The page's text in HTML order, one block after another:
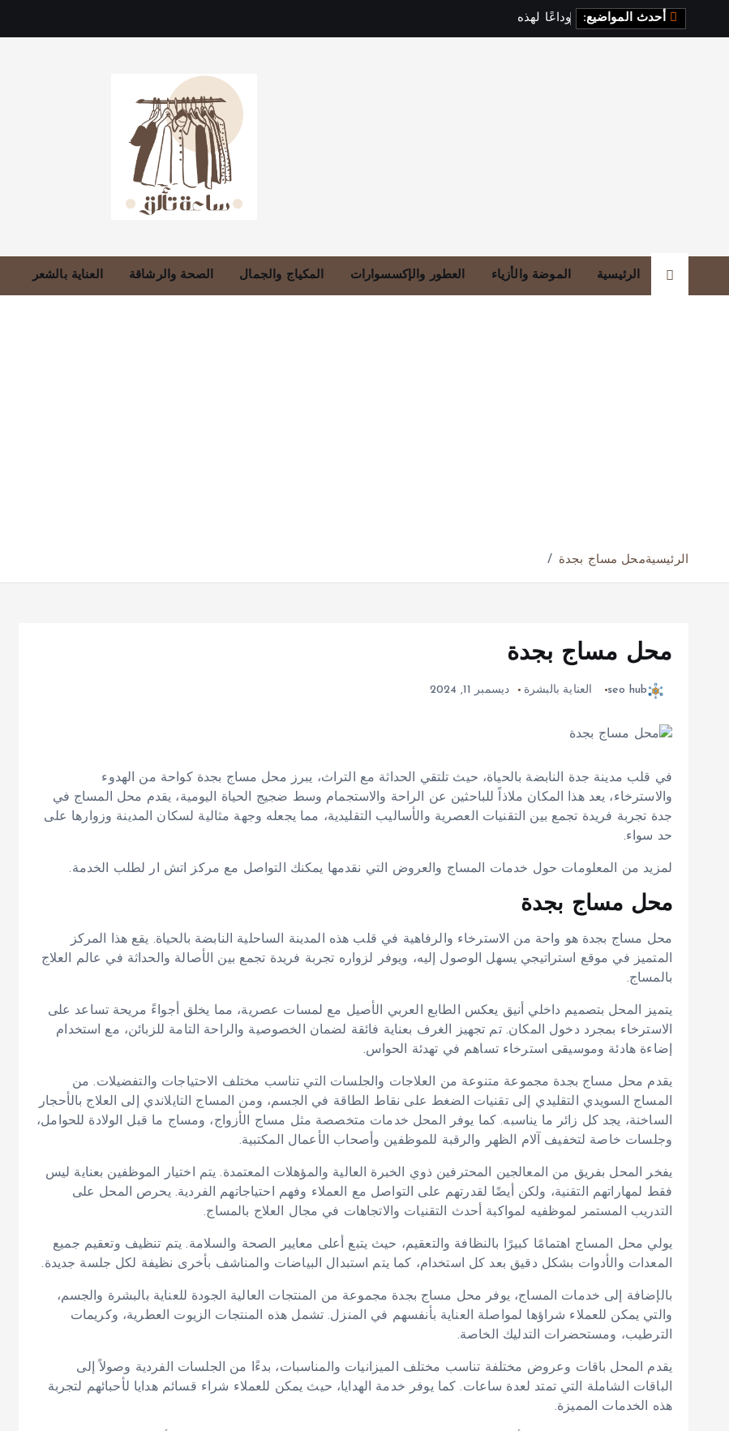
ت
ى
أحدث المواضيع: وداعا لهذه
الرئيسية الموضة والأزياء العطور والإكسسوارات المكياج والجمال الصحة والرشاقة العناية بالشعر
الرئيسيةمحل مساج بجدة
محل مساج بجدة
seo hub العناية بالبشرة ديسمبر 11, 2024
في قلب مدينة جدة النابضة بالحياة، حيث تلتقي الحداثة مع التراث، يبرز محل مساج بجدة كواحة من الهدوء
والاسترخاء، يعد هذا المكان ملاذاً للباحثين عن الراحة والاستجمام وسط ضجيج الحياة اليومية، يقدم محل المساج في
جدة تجربة فريدة تجمع بين التقنيات العصرية والأساليب التقليدية، مما يجعله وجهة مثالية لسكان المدينة وزوارها على
حد سواء.
لمزيد من المعلومات حول خدمات المساج والعروض التي نقدمها يمكنك التواصل مع مركز اتش ار لطلب الخدمة.
محل مساج بجدة
محل مساج بجدة هو واحة من الاسترخاء والرفاهية في قلب هذه المدينة الساحلية النابضة بالحياة. يقع هذا المركز
المتميز في موقع استراتيجي يسهل الوصول إليه، ويوفر لزواره تجربة فريدة تجمع بين الأصالة والحداثة في عالم العلاج
بالمساج.
يتميز المحل بتصميم داخلي أنيق يعكس الطابع العربي الأصيل مع لمسات عصرية، مما يخلق أجواءً مريحة تساعد على
الاسترخاء بمجرد دخول المكان. تم تجهيز الغرف بعناية فائقة لضمان الخصوصية والراحة التامة للزبائن، مع استخدام
إضاءة هادئة وموسيقى استرخاء تساهم في تهدئة الحواس.
يقدم محل مساج بجدة مجموعة متنوعة من العلاجات والجلسات التي تناسب مختلف الاحتياجات والتفضيلات. من
المساج السويدي التقليدي إلى تقنيات الضغط على نقاط الطاقة في الجسم، ومن المساج التايلاندي إلى العلاج بالأحجار
الساخنة، يجد كل زائر ما يناسبه. كما يوفر المحل خدمات متخصصة مثل مساج الأزواج، ومساج ما قبل الولادة للحوامل،
وجلسات خاصة لتخفيف آلام الظهر والرقبة للموظفين وأصحاب الأعمال المكتبية.
يفخر المحل بفريق من المعالجين المحترفين ذوي الخبرة العالية والمؤهلات المعتمدة. يتم اختيار الموظفين بعناية ليس
فقط لمهاراتهم التقنية، ولكن أيضًا لقدرتهم على التواصل مع العملاء وفهم احتياجاتهم الفردية. يحرص المحل على
التدريب المستمر لموظفيه لمواكبة أحدث التقنيات والاتجاهات في مجال العلاج بالمساج.
يولي محل المساج اهتمامًا كبيرًا بالنظافة والتعقيم، حيث يتبع أعلى معايير الصحة والسلامة. يتم تنظيف وتعقيم جميع
المعدات والأدوات بشكل دقيق بعد كل استخدام، كما يتم استبدال البياضات والمناشف بأخرى نظيفة لكل جلسة جديدة.
بالإضافة إلى خدمات المساج، يوفر محل مساج بجدة مجموعة من المنتجات العالية الجودة للعناية بالبشرة والجسم،
والتي يمكن للعملاء شراؤها لمواصلة العناية بأنفسهم في المنزل. تشمل هذه المنتجات الزيوت العطرية، وكريمات
الترطيب، ومستحضرات التدليك الخاصة.
يقدم المحل باقات وعروض مختلفة تناسب مختلف الميزانيات والمناسبات، بدءًا من الجلسات الفردية وصولاً إلى
الباقات الشاملة التي تمتد لعدة ساعات. كما يوفر خدمة الهدايا، حيث يمكن للعملاء شراء قسائم هدايا لأحبائهم لتجربة
هذه الخدمات المميزة.